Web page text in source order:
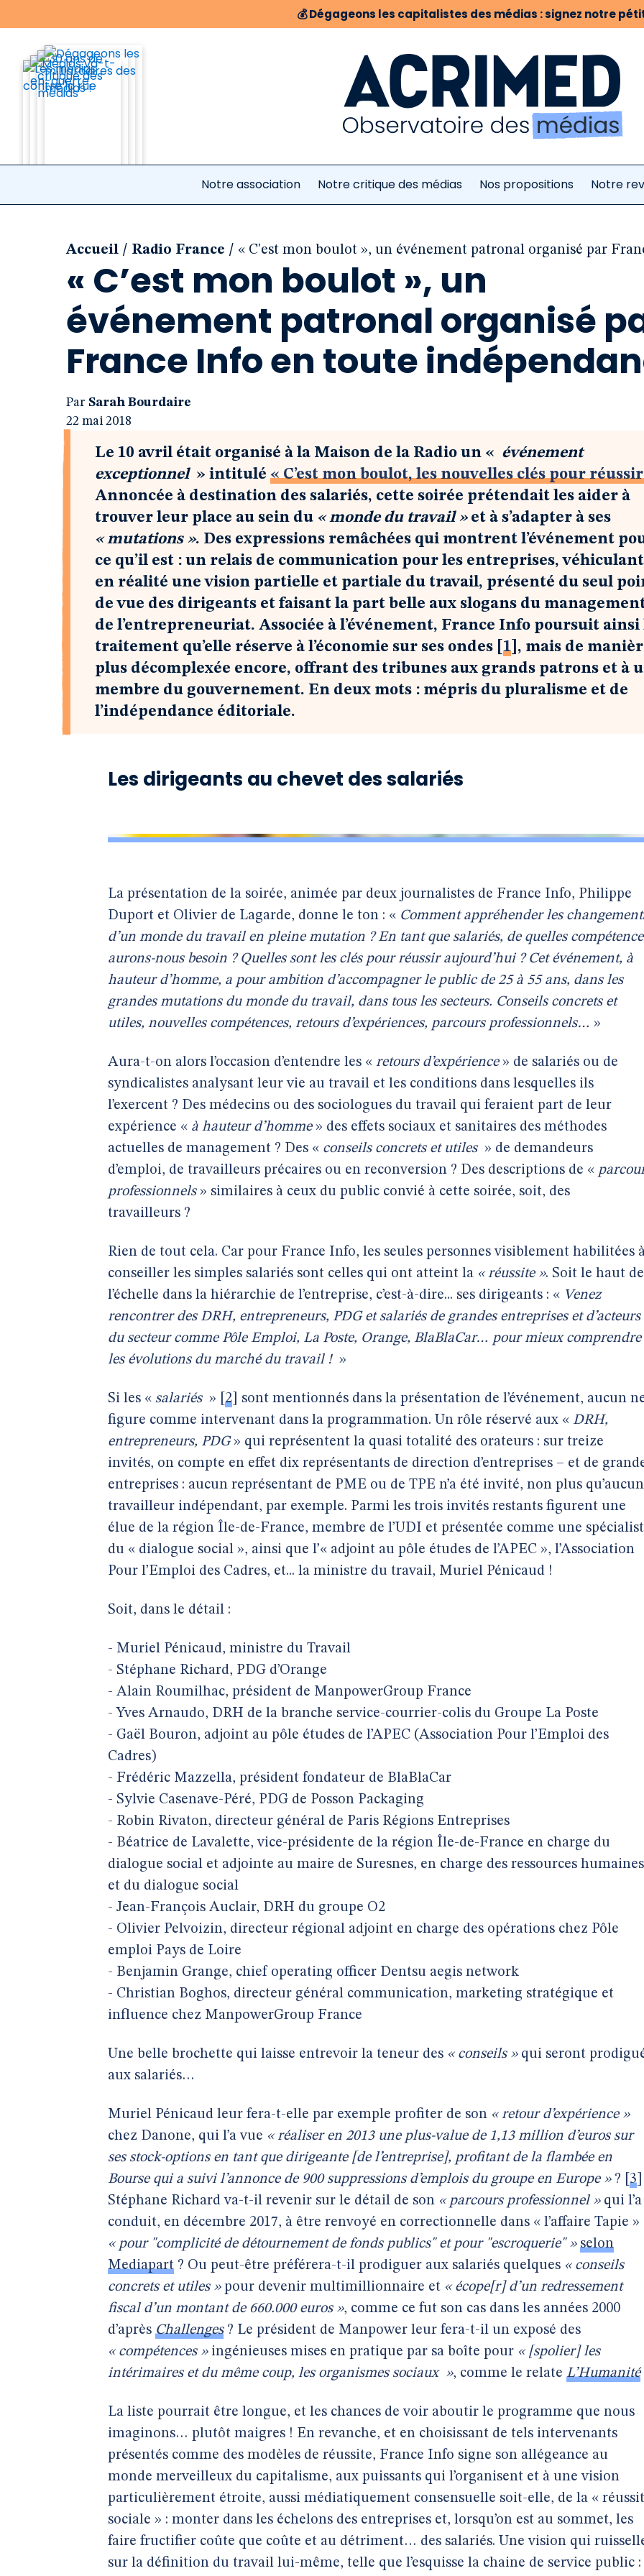
💰Dégageons les capitalistes des médias : signez notre
Notre association Notre critique des médias Nos propositions Notre
Accueil / Radio France / « C'est mon boulot », un événement patronal organisé par
« C’est mon boulot », un
événement patronal organisé
France Info en toute
Par Sarah Bourdaire
22 mai 2018
Le 10 avril était organisé à la Maison de la Radio un « événement
exceptionnel » intitulé « C’est mon boulot, les nouvelles clés pour
Annoncée à destination des salariés, cette soirée prétendait les aider à
trouver leur place au sein du « monde du travail »et à s’adapter à ses
« mutations ». Des expressions remâchées qui montrent l’événement
ce qu’il est : un relais de communication pour les entreprises, véhiculant
en réalité une vision partielle et partiale du travail, présenté du seul
de vue des dirigeants et faisant la part belle aux slogans du
de l’entrepreneuriat. Associée à l’événement, France Info poursuit ainsi
traitement qu’elle réserve à l’économie sur ses ondes
1 , mais de
plus décomplexée encore, offrant des tribunes aux grands patrons et à
membre du gouvernement. En deux mots : mépris du pluralisme et de
l’indépendance éditoriale.
Les dirigeants au chevet des salariés
La présentation de la soirée, animée par deux journalistes de France Info, Philippe
Duport et Olivier de Lagarde, donne le ton : « Comment appréhender les
d’un monde du travail en pleine mutation ? En tant que salariés, de quelles
aurons-nous besoin ? Quelles sont les clés pour réussir aujourd’hui ? Cet événement, à
hauteur d’homme, a pour ambition d’accompagner le public de 25 à 55 ans, dans les
grandes mutations du monde du travail, dans tous les secteurs. Conseils concrets et
utiles, nouvelles compétences, retours d’expériences, parcours professionnels… »
Aura-t-on alors l’occasion d’entendre les « retours d’expérience» de salariés ou de
syndicalistes analysant leur vie au travail et les conditions dans lesquelles ils
l’exercent ? Des médecins ou des sociologues du travail qui feraient part de leur
expérience « à hauteur d’homme» des effets sociaux et sanitaires des méthodes
actuelles de management ? Des « conseils concrets et utiles » de demandeurs
d’emploi, de travailleurs précaires ou en reconversion ? Des descriptions de «
professionnels» similaires à ceux du public convié à cette soirée, soit, des
travailleurs ?
Rien de tout cela. Car pour France Info, les seules personnes visiblement habilitées
conseiller les simples salariés sont celles qui ont atteint la « réussite ». Soit le haut de
l’échelle dans la hiérarchie de l’entreprise, c’est-à-dire... ses dirigeants : « Venez
rencontrer des DRH, entrepreneurs, PDG et salariés de grandes entreprises et d’acteurs
du secteur comme Pôle Emploi, La Poste, Orange, BlaBlaCar… pour mieux comprendre
les évolutions du marché du travail ! »
Si les « salariés » 2
sont mentionnés dans la présentation de l’événement, aucun
figure comme intervenant dans la programmation. Un rôle réservé aux « DRH,
entrepreneurs, PDG» qui représentent la quasi totalité des orateurs : sur treize
invités, on compte en effet dix représentants de direction d’entreprises – et de
entreprises : aucun représentant de PME ou de TPE n’a été invité, non plus qu’aucun
travailleur indépendant, par exemple. Parmi les trois invités restants figurent une
élue de la région Île-de-France, membre de l’UDI et présentée comme une
du « dialogue social », ainsi que l’« adjoint au pôle études de l’APEC », l’Association
Pour l’Emploi des Cadres, et... la ministre du travail, Muriel Pénicaud !
Soit, dans le détail :
- Muriel Pénicaud, ministre du Travail
- Stéphane Richard, PDG d’Orange
- Alain Roumilhac, président de ManpowerGroup France
- Yves Arnaudo, DRH de la branche service-courrier-colis du Groupe La Poste
- Gaël Bouron, adjoint au pôle études de l’APEC (Association Pour l’Emploi des
Cadres)
- Frédéric Mazzella, président fondateur de BlaBlaCar
- Sylvie Casenave-Péré, PDG de Posson Packaging
- Robin Rivaton, directeur général de Paris Régions Entreprises
- Béatrice de Lavalette, vice-présidente de la région Île-de-France en charge du
dialogue social et adjointe au maire de Suresnes, en charge des ressources humaines
et du dialogue social
- Jean-François Auclair, DRH du groupe O2
- Olivier Pelvoizin, directeur régional adjoint en charge des opérations chez Pôle
emploi Pays de Loire
- Benjamin Grange, chief operating officer Dentsu aegis network
- Christian Boghos, directeur général communication, marketing stratégique et
influence chez ManpowerGroup France
Une belle brochette qui laisse entrevoir la teneur des « conseils »qui seront
aux salariés…
Muriel Pénicaud leur fera-t-elle par exemple profiter de son « retour d’expérience »
chez Danone, qui l’a vue « réaliser en 2013 une plus-value de 1,13 million d’euros sur
ses stock-options en tant que dirigeante [de l’entreprise], profitant de la flambée en
Bourse qui a suivi l’annonce de 900 suppressions d’emplois du groupe en Europe »? 3
Stéphane Richard va-t-il revenir sur le détail de son « parcours professionnel »qui l’a
conduit, en décembre 2017, à être renvoyé en correctionnelle dans « l’affaire Tapie »
« pour "complicité de détournement de fonds publics" et pour "escroquerie" » selon
Mediapart ? Ou peut-être préférera-t-il prodiguer aux salariés quelques « conseils
concrets et utiles »pour devenir multimillionnaire et « écope[r] d’un redressement
fiscal d’un montant de 660.000 euros », comme ce fut son cas dans les années 2000
d’après Challenges? Le président de Manpower leur fera-t-il un exposé des
« compétences »ingénieuses mises en pratique par sa boîte pour « [spolier] les
intérimaires et du même coup, les organismes sociaux », comme le relate L’Humanité
La liste pourrait être longue, et les chances de voir aboutir le programme que nous
imaginons… plutôt maigres ! En revanche, et en choisissant de tels intervenants
présentés comme des modèles de réussite, France Info signe son allégeance au
monde merveilleux du capitalisme, aux puissants qui l’organisent et à une vision
particulièrement étroite, aussi médiatiquement consensuelle soit-elle, de la «
sociale » : monter dans les échelons des entreprises et, lorsqu’on est au sommet, les
faire fructifier coûte que coûte et au détriment… des salariés. Une vision qui
sur la définition du travail lui-même, telle que l’esquisse la chaine de service public :